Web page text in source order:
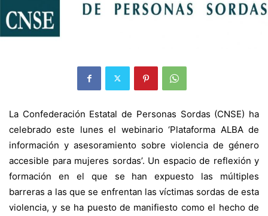
La Confederación Estatal de Personas Sordas (CNSE) ha
celebrado este lunes el webinario ‘Plataforma ALBA de
información y asesoramiento sobre violencia de género
accesible para mujeres sordas’. Un espacio de reflexión y
formación en el que se han expuesto las múltiples
barreras a las que se enfrentan las víctimas sordas de esta
violencia, y se ha puesto de manifiesto como el hecho de